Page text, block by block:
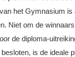
het Gymnasium is
Niet om de
de diploma-
is de ideale